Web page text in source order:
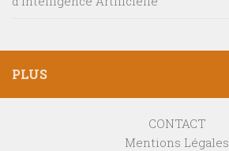
PLUS
CONTACT
Mentions Légales